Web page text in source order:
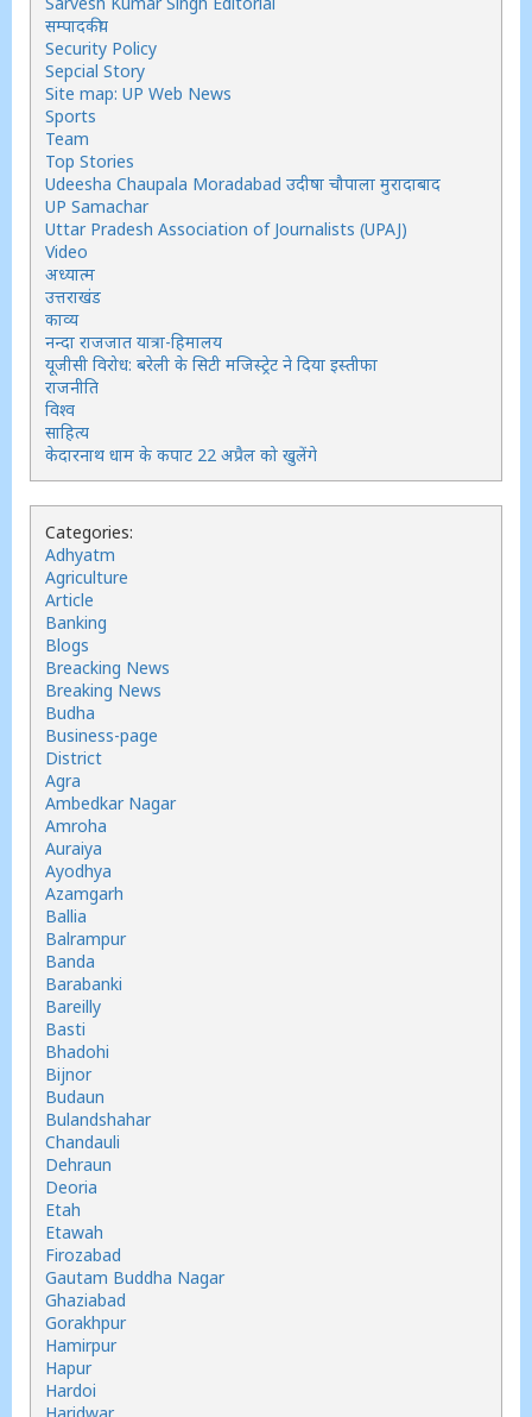
सम्पादकीय
Security Policy
Sepcial Story
Site map: UP Web News
Sports
Team
Top Stories
Udeesha Chaupala Moradabad उदीषा चौपाला मुरादाबाद
UP Samachar
Uttar Pradesh Association of Journalists (UPAJ)
Video
अध्यात्म
उत्तराखंड
काव्य
नन्दा राजजात यात्रा-हिमालय
यूजीसी विरोध: बरेली के सिटी मजिस्ट्रेट ने दिया इस्तीफा
राजनीति
विश्व
साहित्य
केदारनाथ धाम के कपाट 22 अप्रैल को खुलेंगे
Categories:
Adhyatm
Agriculture
Article
Banking
Blogs
Breacking News
Breaking News
Budha
Business-page
District
Agra
Ambedkar Nagar
Amroha
Auraiya
Ayodhya
Azamgarh
Ballia
Balrampur
Banda
Barabanki
Bareilly
Basti
Bhadohi
Bijnor
Budaun
Bulandshahar
Chandauli
Dehraun
Deoria
Etah
Etawah
Firozabad
Gautam Buddha Nagar
Ghaziabad
Gorakhpur
Hamirpur
Hapur
Hardoi